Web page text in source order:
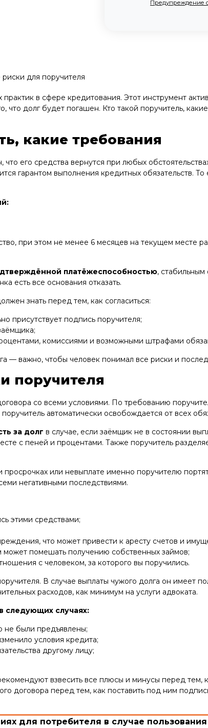
Предупреждение
для поручителя
в сфере кредитования. Этот инструмент
что долг будет погашен. Кто такой поручитель,
какие требования
его средства вернутся при любых
гарантом выполнения кредитных обязательств.
при этом не менее 6 месяцев на текущем месте
платёжеспособностью,
есть все основания отказать.
знать перед тем, как согласиться:
присутствует подпись поручителя;
комиссиями и возможными штрафами
— важно, чтобы человек понимал все риски и
поручителя
со всеми условиями. По требованию
автоматически освобождается от всех
за долг в случае, если заёмщик не в состоянии
с пеней и процентами. Также поручитель
просрочках или невыплате именно поручителю
негативными последствиями.
этими средствами;
что может привести к аресту счетов и
помешать получению собственных займов;
с человеком, за которого вы поручились.
В случае выплаты чужого долга он имеет
расходов, как минимум на услуги адвоката.
следующих случаях:
не были предъявлены;
условия кредита;
другому лицу;
взвесить все плюсы и минусы перед тем,
договора перед тем, как поставить под ним
для потребителя в случае